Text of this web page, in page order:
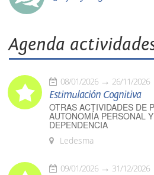
Agenda
08/01/2026 26/11/2026
Estimulación Cognitiva
OTRAS ACTIVIDADES DE
AUTONOMÍA PERSONAL
DEPENDENCIA
Ledesma
09/01/2026 31/12/2026